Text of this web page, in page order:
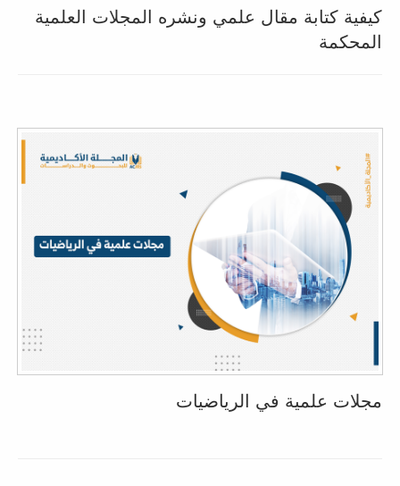
كيفية كتابة مقال علمي ونشره المجلات العلمية
المحكمة
مجلات علمية في الرياضيات